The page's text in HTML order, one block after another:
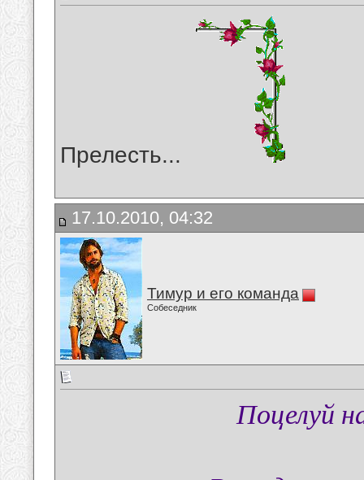
Прелесть...
17.10.2010, 04:32
Тимур и его команда
Собеседник
Поцелуй